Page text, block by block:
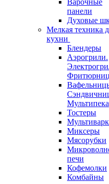
Варочные
панели
Духовые
Мелкая техника
кухни
Блендеры
Аэрогрили.
Тостеры
Миксеры
Мясорубки
печи
Кофемолки
Комбайны